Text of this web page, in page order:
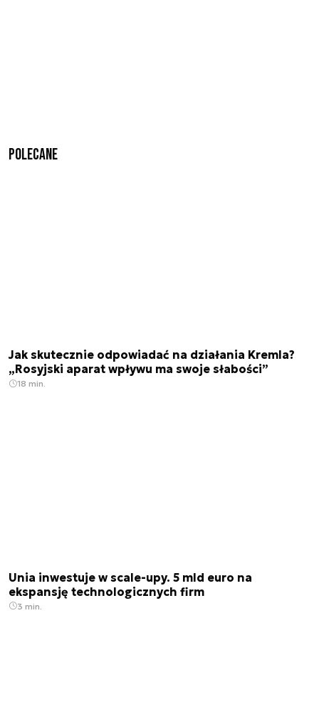
Polecane
Jak skutecznie odpowiadać na działania Kremla?
„Rosyjski aparat wpływu ma swoje słabości”
18 min.
Unia inwestuje w scale-upy. 5 mld euro na
ekspansję technologicznych firm
3 min.